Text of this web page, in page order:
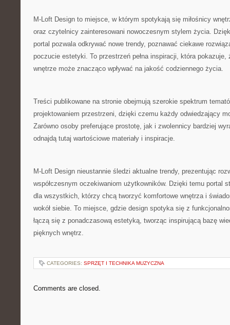
M-Loft Design to miejsce, w którym spotykają się miłośnicy
oraz czytelnicy zainteresowani nowoczesnym stylem życia.
portal pozwala odkrywać nowe trendy, poznawać ciekawe
poczucie estetyki. To przestrzeń pełna inspiracji, która pokazuje,
wnętrze może znacząco wpływać na jakość codziennego życia.
Treści publikowane na stronie obejmują szerokie spektrum
projektowaniem przestrzeni, dzięki czemu każdy odwiedzający
Zarówno osoby preferujące prostotę, jak i zwolennicy bardziej
odnajdą tutaj wartościowe materiały i inspiracje.
M-Loft Design nieustannie śledzi aktualne trendy, prezentując
współczesnym oczekiwaniom użytkowników. Dzięki temu portal
dla wszystkich, którzy chcą tworzyć komfortowe wnętrza i
wokół siebie. To miejsce, gdzie design spotyka się z
łączą się z ponadczasową estetyką, tworząc inspirującą bazę
pięknych wnętrz.
CATEGORIES: SPRZĘT I TECHNIKA MUZYCZNA
Comments are closed.